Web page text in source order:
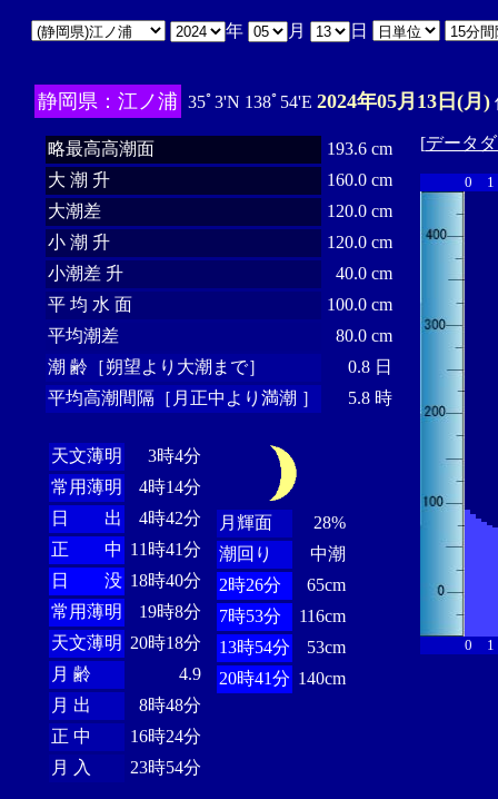
年 月 日
静岡県：江ノ浦 35ﾟ3'N 138ﾟ54'E 2024年05月13日(月)
略最高高潮面
193.6 cm
大 潮 升
160.0 cm
大潮差
120.0 cm
小 潮 升
120.0 cm
小潮差 升
40.0 cm
平 均 水 面
100.0 cm
平均潮差
80.0 cm
潮 齢［朔望より大潮まで］
0.8 日
平均高潮間隔［月正中より満潮 ］
5.8 時
天文薄明
3時4分
常用薄明
4時14分
日 出
4時42分
正 中 11時41分
日 没 18時40分
常用薄明
19時8分
天文薄明 20時18分
月 齢
4.9
月 出
8時48分
正 中
16時24分
月 入
23時54分
月輝面
28%
潮回り
中潮
2時26分
65cm
7時53分
116cm
13時54分
53cm
20時41分 140cm
[データ
0 1
0 1